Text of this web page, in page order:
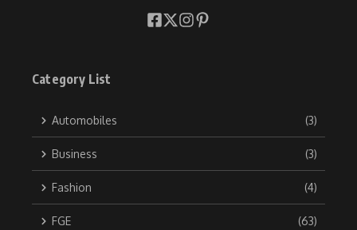
Category List
Automobiles (3)
Business (3)
Fashion (4)
FGE (63)